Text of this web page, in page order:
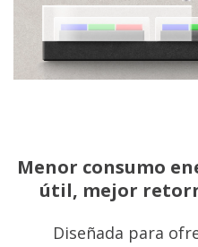
Menor consumo
útil, mejor
Diseñada para